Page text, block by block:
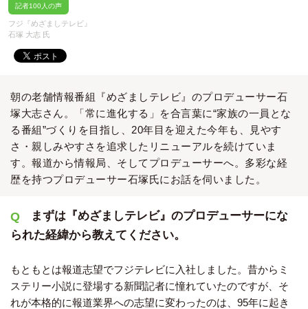
記者100人の声
フジ『めざましテレビ』
石塚 大志 氏
朝の老舗情報番組『めざましテレビ』のプロデューサー石
塚大志さん。「常に進化する」を合言葉に“家族の一員とな
る番組”づくりを目指し、20年目を迎えた今年も、見やす
さ・親しみやすさを追求したリニューアルを続けていま
す。報道から情報局、そしてプロデューサーへ。多彩な経
歴を持つプロデューサー石塚氏にお話を伺いました。
まずは『めざましテレビ』のプロデューサーにな
られた経緯から教えてください。
もともとは報道志望でフジテレビに入社しました。昔からミ
ステリー小説に登場する新聞記者に憧れていたのですが、そ
れが本格的に報道業界への志望に変わったのは、95年に起き